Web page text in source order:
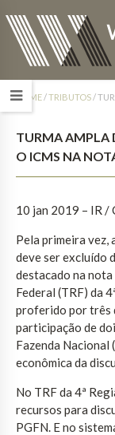
HOME/TRIBUTOS/
TURMA AMPLA
O ICMS NA
10 jan 2019 – IR /
Pela primeira vez,
deve ser excluído
destacado na
Federal (TRF) da
proferido por três
participação de
Fazenda Nacional
econômica da
No TRF da 4ª
recursos para
PGFN. E no